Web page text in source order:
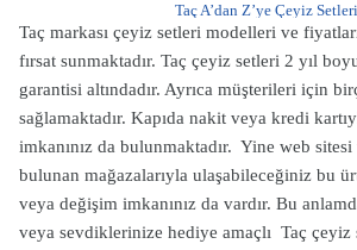
Taç A’dan Z’ye Çeyiz Setleri
Taç markası çeyiz setleri modelleri ve
fırsat sunmaktadır. Taç çeyiz setleri 2 yıl
garantisi altındadır. Ayrıca müşterileri için
sağlamaktadır. Kapıda nakit veya kredi
imkanınız da bulunmaktadır. Yine web
bulunan mağazalarıyla ulaşabileceğiniz bu
veya değişim imkanınız da vardır. Bu
veya sevdiklerinize hediye amaçlı Taç çeyiz